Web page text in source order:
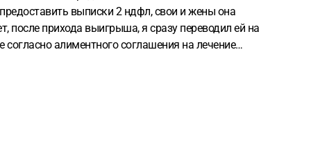
выписки 2 ндфл, свои и жены она
после прихода выигрыша, я сразу переводил ей на
согласно алиментного соглашения на лечение